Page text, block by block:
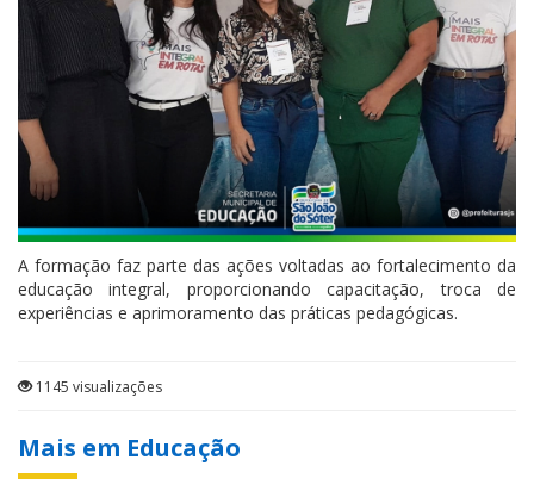
A formação faz parte das ações voltadas ao fortalecimento da
educação integral, proporcionando capacitação, troca de
experiências e aprimoramento das práticas pedagógicas.
1145 visualizações
Mais em Educação